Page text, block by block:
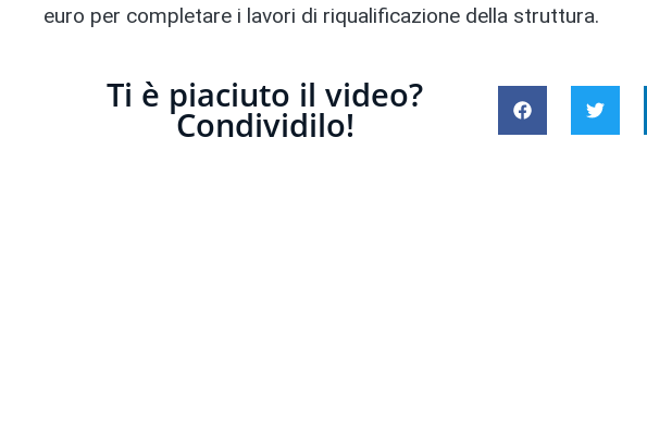
euro per completare i lavori di riqualificazione della struttura.
Ti è piaciuto il video?
Condividilo!